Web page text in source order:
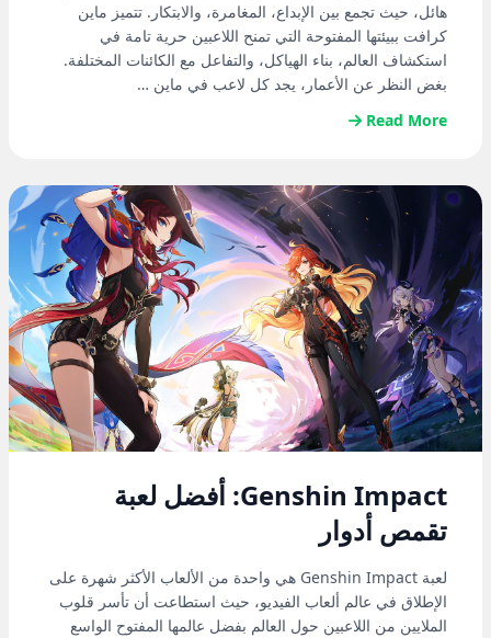
هائل، حيث تجمع بين الإبداع، المغامرة، والابتكار. تتميز ماين
كرافت ببيئتها المفتوحة التي تمنح اللاعبين حرية تامة في
استكشاف العالم، بناء الهياكل، والتفاعل مع الكائنات المختلفة.
بغض النظر عن الأعمار، يجد كل لاعب في ماين …
Read More
Genshin Impact: أفضل لعبة
تقمص أدوار
لعبة Genshin Impact هي واحدة من الألعاب الأكثر شهرة على
الإطلاق في عالم ألعاب الفيديو، حيث استطاعت أن تأسر قلوب
الملايين من اللاعبين حول العالم بفضل عالمها المفتوح الواسع